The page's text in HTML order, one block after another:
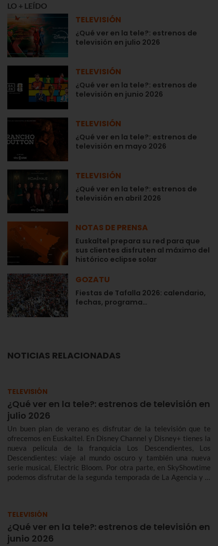
LO + LEÍDO
TELEVISIÓN
¿Qué ver en la tele?: estrenos de
televisión en julio 2026
TELEVISIÓN
¿Qué ver en la tele?: estrenos de
televisión en junio 2026
TELEVISIÓN
¿Qué ver en la tele?: estrenos de
televisión en mayo 2026
TELEVISIÓN
¿Qué ver en la tele?: estrenos de
televisión en abril 2026
NOTAS DE PRENSA
Euskaltel prepara su red para que
sus clientes disfruten al máximo del
histórico eclipse solar
GOZATU
Fiestas de Tafalla 2026: calendario,
fechas, programa…
NOTICIAS RELACIONADAS
TELEVISIÓN
¿Qué ver en la tele?: estrenos de televisión en
julio 2026
Un buen plan de verano es disfrutar de la televisión que te
ofrecemos en Euskaltel. En Disney Channel y Disney+ tienes la
nueva película de la franquicia Los Descendientes, Los
Descendientes: viaje al mundo oscuro y también una nueva
serie musical, Electric Bloom. Por otra parte, en SkyShowtime
podemos disfrutar de la segunda temporada de La Agencia y la
desastre con Tom Hiddleston, en National Geographic.
TELEVISIÓN
¿Qué ver en la tele?: estrenos de televisión en
junio 2026